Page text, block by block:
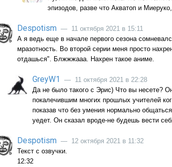
эпизодов, разве что Акватоп и
Despotism — 11 октября 2021 в 15:11
А я ведь еще в начале первого сезона
мразотность. Во второй серии меня просто
отдашься". Блжжжааа. Нахрен такое аниме.
GreyW1
— 11 октября 2021 в 22:28
Да не было такого с Эрис) Что вы несете?
покалечившим многих прошлых учителей
показав что без умения нормально
уедет. Он сказал вроде-не будешь вести
Despotism — 12 октября 2021 в 11:32
Текст с озвучки.
12:32